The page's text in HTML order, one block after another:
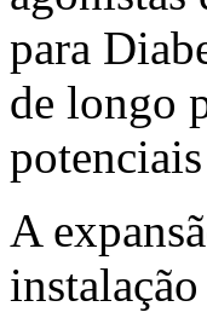
para
de longo
A